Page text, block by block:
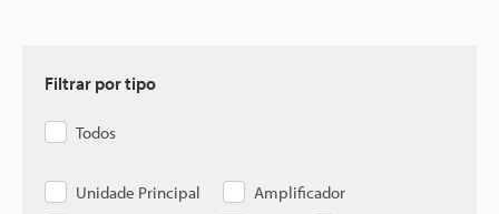
Filtrar por tipo
Todos
Unidade Principal
Amplificador